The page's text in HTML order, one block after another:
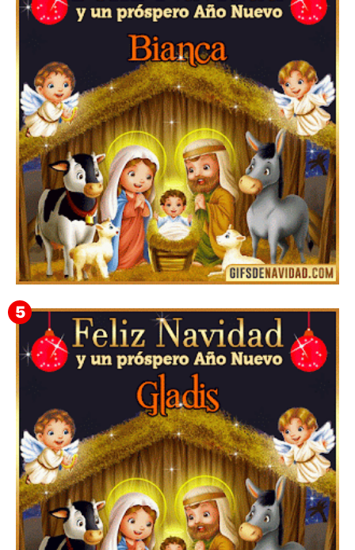
Feliz Navidad y próspero Año Nuevo Edmunda
Feliz Navidad y próspero Año Nuevo Bianca